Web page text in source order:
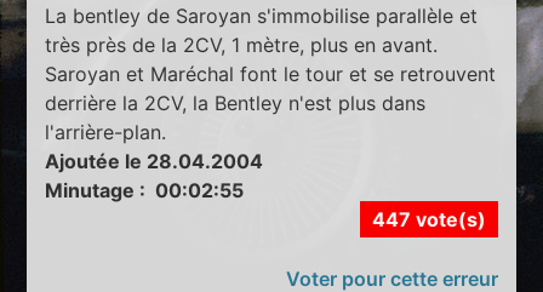
La bentley de Saroyan s'immobilise parallèle et
très près de la 2CV, 1 mètre, plus en avant.
Saroyan et Maréchal font le tour et se retrouvent
derrière la 2CV, la Bentley n'est plus dans
l'arrière-plan.
Ajoutée le 28.04.2004
Minutage : 00:02:55
447 vote(s)
Voter pour cette erreur